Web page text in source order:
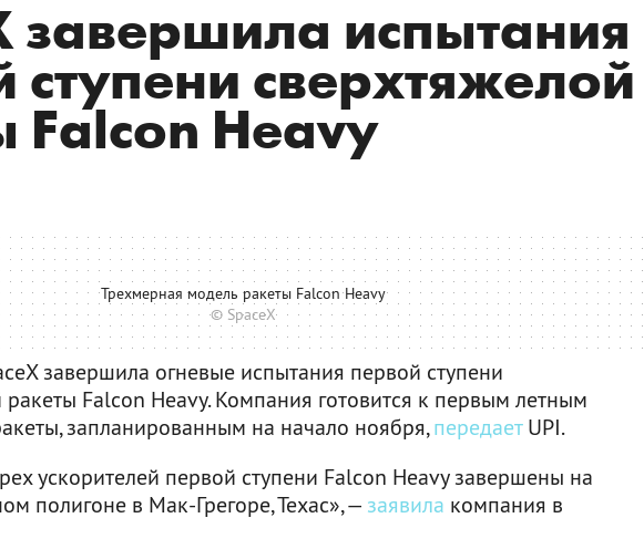
завершила испытания
ступени сверхтяжелой
Falcon Heavy
Трехмерная модель ракеты Falcon Heavy
© SpaceX
завершила огневые испытания первой ступени
ракеты Falcon Heavy. Компания готовится к первым летным
запланированным на начало ноября,передаетUPI.
ускорителей первой ступени Falcon Heavy завершены на
полигоне в Мак-Грегоре, Техас», — заявила компания в